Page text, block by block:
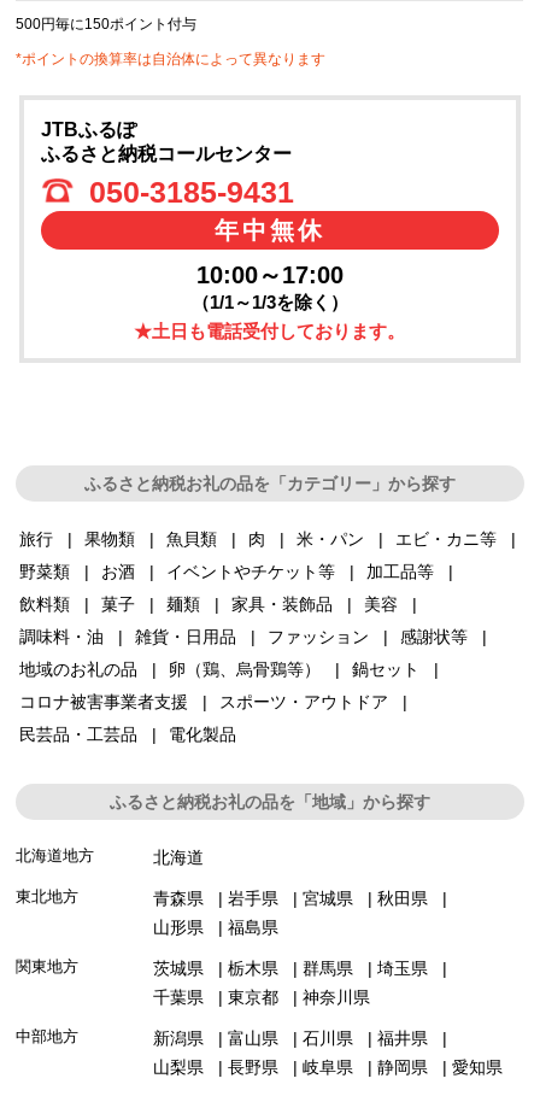
500円毎に150ポイント付与
*ポイントの換算率は自治体によって異なります
JTBふるぽ
ふるさと納税コールセンター
050-3185-9431
年中無休
10:00～17:00
（1/1～1/3を除く）
★土日も電話受付しております。
ふるさと納税お礼の品を「カテゴリー」から探す
旅行 果物類 魚貝類 肉 米・パン
エビ・カニ等
野菜類
お酒 イベントやチケット等
加工品等
飲料類
菓子 麺類 家具・装飾品
美容
調味料・油
雑貨・日用品 ファッション
感謝状等
地域のお礼の品
卵（鶏、烏骨鶏等）
鍋セット
コロナ被害事業者支援
スポーツ・アウトドア
民芸品・工芸品
電化製品
ふるさと納税お礼の品を「地域」から探す
北海道地方 北海道
東北地方 青森県 岩手県 宮城県
秋田県
山形県
福島県
関東地方 茨城県 栃木県 群馬県
埼玉県
千葉県
東京都 神奈川県
中部地方 新潟県 富山県 石川県
福井県
山梨県
長野県 岐阜県 静岡県 愛知県